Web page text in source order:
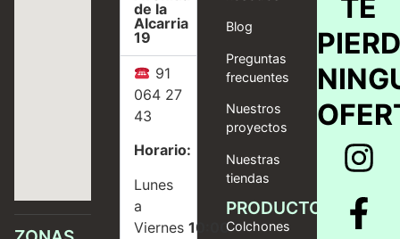
de la
Alcarria
19
91
064 27
43
Horario:
Lunes
a
Viernes10:00
Blog
Preguntas
frecuentes
Nuestros
proyectos
Nuestras
tiendas
PRODUCTOS
Colchones
TE